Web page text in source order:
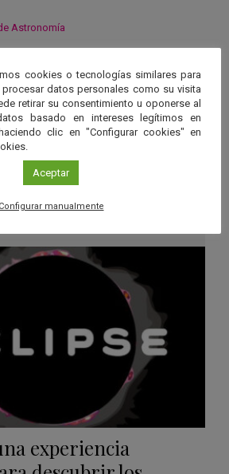
Astronomía
Ver más
26 ENE 2028
/Gérgal
experiencia
cookies o tecnologías similares para
procesar datos personales como su visita
retirar su consentimiento u oponerse al
basado en intereses legítimos en
clic en "Configurar cookies" en
Aceptar
Configurar manualmente